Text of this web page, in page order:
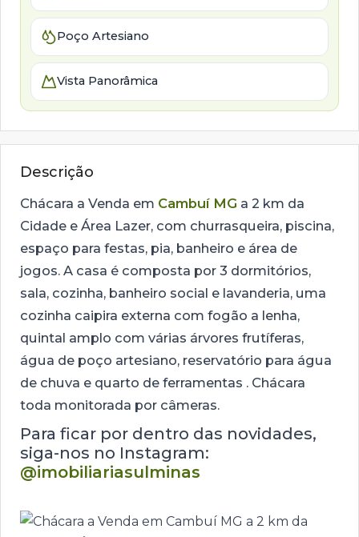
Poço Artesiano
Vista Panorâmica
Descrição
Chácara a Venda em Cambuí MG a 2 km da
Cidade e Área Lazer, com churrasqueira, piscina,
espaço para festas, pia, banheiro e área de
jogos. A casa é composta por 3 dormitórios,
sala, cozinha, banheiro social e lavanderia, uma
cozinha caipira externa com fogão a lenha,
quintal amplo com várias árvores frutíferas,
água de poço artesiano, reservatório para água
de chuva e quarto de ferramentas . Chácara
toda monitorada por câmeras.
Para ficar por dentro das novidades,
siga-nos no Instagram:
@imobiliariasulminas